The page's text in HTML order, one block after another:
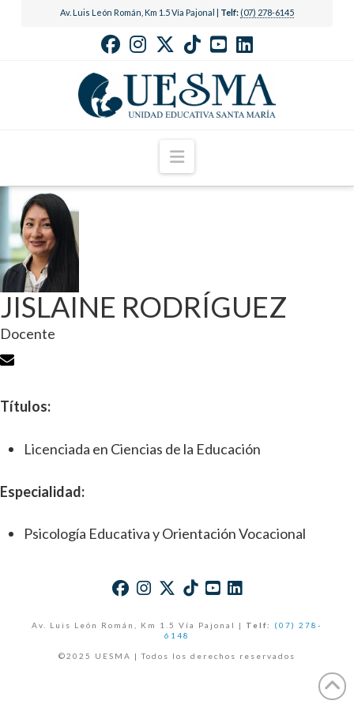
Av. Luis León Román, Km 1.5 Vía Pajonal | Telf: (07) 278-6145
Navigation
JISLAINE RODRÍGUEZ
Docente
Títulos:
Licenciada en Ciencias de la Educación
Especialidad:
Psicología Educativa y Orientación Vocacional
Av. Luis León Román, Km 1.5 Vía Pajonal | Telf:
(07) 278-
6148
©2025 UESMA | Todos los derechos reservados